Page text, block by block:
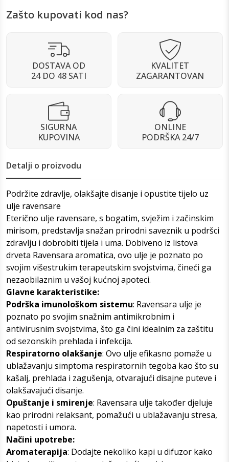
Zašto kupovati kod nas?
DOSTAVA OD
24 DO 48 SATI
KVALITET
ZAGARANTOVAN
SIGURNA
KUPOVINA
ONLINE
PODRŠKA 24/7
Detalji o proizvodu
Podržite zdravlje, olakšajte disanje i opustite tijelo uz
ulje ravensare
Eterično ulje ravensare, s bogatim, svježim i začinskim
mirisom, predstavlja snažan prirodni saveznik u podršci
zdravlju i dobrobiti tijela i uma. Dobiveno iz listova
drveta Ravensara aromatica, ovo ulje je poznato po
svojim višestrukim terapeutskim svojstvima, čineći ga
nezaobilaznim u vašoj kućnoj apoteci.
Glavne karakteristike:
Podrška imunološkom sistemu: Ravensara ulje je
poznato po svojim snažnim antimikrobnim i
antivirusnim svojstvima, što ga čini idealnim za zaštitu
od sezonskih prehlada i infekcija.
Respiratorno olakšanje: Ovo ulje efikasno pomaže u
ublažavanju simptoma respiratornih tegoba kao što su
kašalj, prehlada i zagušenja, otvarajući disajne puteve i
olakšavajući disanje.
Opuštanje i smirenje: Ravensara ulje također djeluje
kao prirodni relaksant, pomažući u ublažavanju stresa,
napetosti i umora.
Načini upotrebe:
Aromaterapija: Dodajte nekoliko kapi u difuzor kako